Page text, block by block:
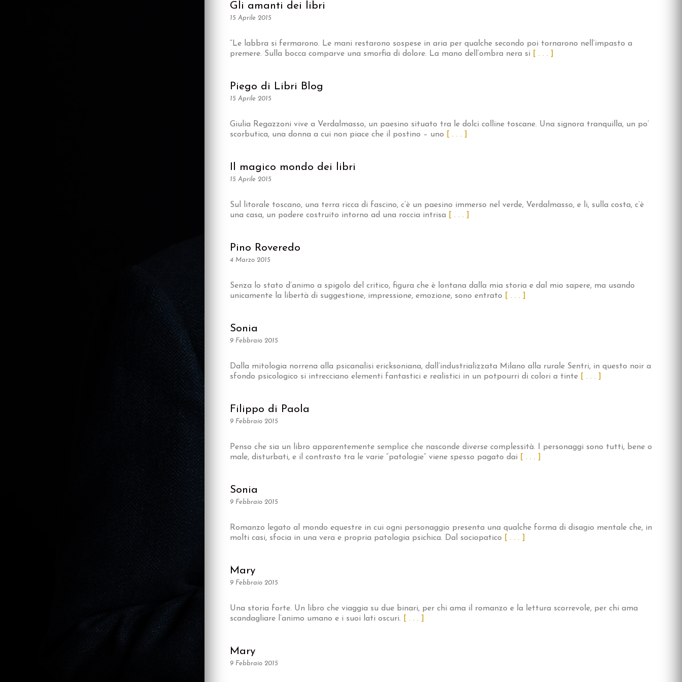
Gli amanti dei libri
15 Aprile 2015
“Le labbra si fermarono. Le mani restarono sospese in aria per qualche secondo poi tornarono nell’impasto a
premere. Sulla bocca comparve una smorfia di dolore. La mano dell’ombra nera si
[ . . . ]
Piego di Libri Blog
15 Aprile 2015
Giulia Regazzoni vive a Verdalmasso, un paesino situato tra le dolci colline toscane. Una signora tranquilla, un po’
scorbutica, una donna a cui non piace che il postino – uno
[ . . . ]
Il magico mondo dei libri
15 Aprile 2015
Sul litorale toscano, una terra ricca di fascino, c’è un paesino immerso nel verde, Verdalmasso, e li, sulla costa, c’è
una casa, un podere costruito intorno ad una roccia intrisa
[ . . . ]
Pino Roveredo
4 Marzo 2015
Senza lo stato d’animo a spigolo del critico, figura che è lontana dalla mia storia e dal mio sapere, ma usando
unicamente la libertà di suggestione, impressione, emozione, sono entrato
[ . . . ]
Sonia
9 Febbraio 2015
Dalla mitologia norrena alla psicanalisi ericksoniana, dall’industrializzata Milano alla rurale Sentri, in questo noir a
sfondo psicologico si intrecciano elementi fantastici e realistici in un potpourri di colori a tinte
[ . . . ]
Filippo di Paola
9 Febbraio 2015
Penso che sia un libro apparentemente semplice che nasconde diverse complessità. I personaggi sono tutti, bene o
male, disturbati, e il contrasto tra le varie “patologie” viene spesso pagato dai
[ . . . ]
Sonia
9 Febbraio 2015
Romanzo legato al mondo equestre in cui ogni personaggio presenta una qualche forma di disagio mentale che, in
molti casi, sfocia in una vera e propria patologia psichica. Dal sociopatico
[ . . . ]
Mary
9 Febbraio 2015
Una storia forte. Un libro che viaggia su due binari, per chi ama il romanzo e la lettura scorrevole, per chi ama
scandagliare l’animo umano e i suoi lati oscuri.
[ . . . ]
Mary
9 Febbraio 2015